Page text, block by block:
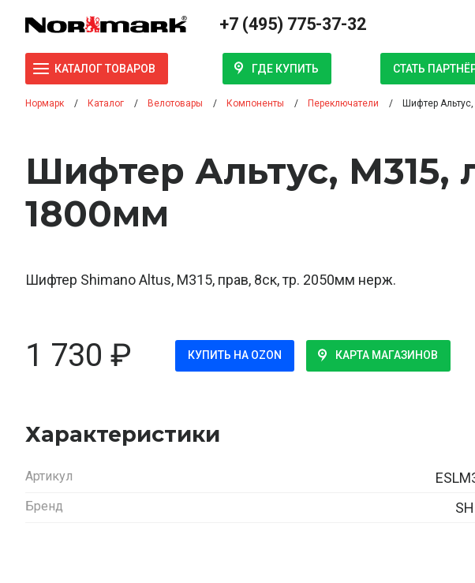
+7 (495) 775-37-32
КАТАЛОГ ТОВАРОВ ГДЕ КУПИТЬ СТАТЬ
Нормарк Каталог Велотовары Компоненты Переключатели Шифтер
Шифтер Альтус, M315,
1800мм
Шифтер Shimano Altus, M315, прав, 8ск, тр. 2050мм нерж.
1 730 ₽ КУПИТЬ НА OZON КАРТА МАГАЗИНОВ
Характеристики
Артикул
Бренд